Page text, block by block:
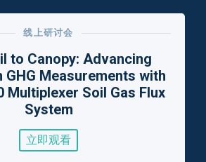
线上研讨会
to Canopy: Advancing
GHG Measurements with
Multiplexer Soil Gas Flux
System
立即观看